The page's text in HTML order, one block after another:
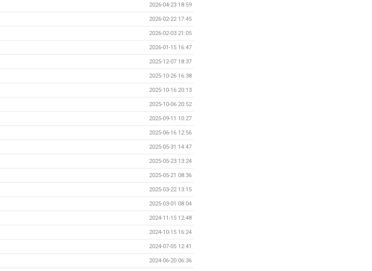
2026-04-23 18:59
2026-02-22 17:45
2026-02-03 21:05
2026-01-15 16:47
2025-12-07 18:37
2025-10-26 16:38
2025-10-16 20:13
2025-10-06 20:52
2025-09-11 10:27
2025-06-16 12:56
2025-05-31 14:47
2025-05-23 13:24
2025-05-21 08:36
2025-03-22 13:15
2025-03-01 08:04
2024-11-15 12:48
2024-10-15 16:24
2024-07-05 12:41
2024-06-20 06:36